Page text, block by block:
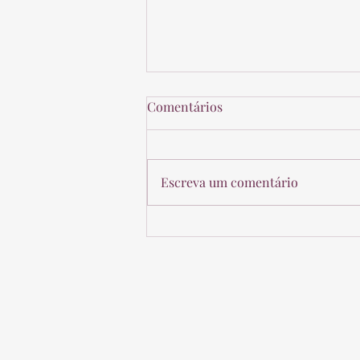
Novo Entendimento da
Comentários
Escreva um comentário